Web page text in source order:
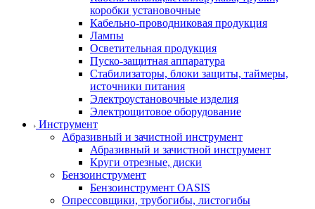
коробки установочные
Кабельно-проводниковая продукция
Лампы
Осветительная продукция
Пуско-защитная аппаратура
Стабилизаторы, блоки защиты, таймеры,
источники питания
Электроустановочные изделия
Электрощитовое оборудование
Инструмент
Абразивный и зачистной инструмент
Абразивный и зачистной инструмент
Круги отрезные, диски
Бензоинструмент
Бензоинструмент OASIS
Опрессовщики, трубогибы, листогибы